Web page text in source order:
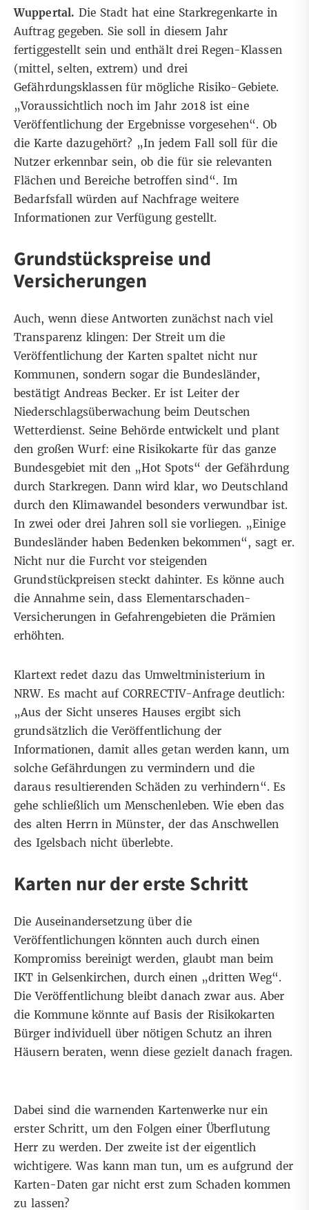
Wuppertal. Die Stadt hat eine Starkregenkarte in
Auftrag gegeben. Sie soll in diesem Jahr
fertiggestellt sein und enthält drei Regen-Klassen
(mittel, selten, extrem) und drei
Gefährdungsklassen für mögliche Risiko-Gebiete.
„Voraussichtlich noch im Jahr 2018 ist eine
Veröffentlichung der Ergebnisse vorgesehen“. Ob
die Karte dazugehört? „In jedem Fall soll für die
Nutzer erkennbar sein, ob die für sie relevanten
Flächen und Bereiche betroffen sind“. Im
Bedarfsfall würden auf Nachfrage weitere
Informationen zur Verfügung gestellt.
Grundstückspreise und
Versicherungen
Auch, wenn diese Antworten zunächst nach viel
Transparenz klingen: Der Streit um die
Veröffentlichung der Karten spaltet nicht nur
Kommunen, sondern sogar die Bundesländer,
bestätigt Andreas Becker. Er ist Leiter der
Niederschlagsüberwachung beim Deutschen
Wetterdienst. Seine Behörde entwickelt und plant
den großen Wurf: eine Risikokarte für das ganze
Bundesgebiet mit den „Hot Spots“ der Gefährdung
durch Starkregen. Dann wird klar, wo Deutschland
durch den Klimawandel besonders verwundbar ist.
In zwei oder drei Jahren soll sie vorliegen. „Einige
Bundesländer haben Bedenken bekommen“, sagt er.
Nicht nur die Furcht vor steigenden
Grundstückpreisen steckt dahinter. Es könne auch
die Annahme sein, dass Elementarschaden-
Versicherungen in Gefahrengebieten die Prämien
erhöhten.
Klartext redet dazu das Umweltministerium in
NRW. Es macht auf CORRECTIV-Anfrage deutlich:
„Aus der Sicht unseres Hauses ergibt sich
grundsätzlich die Veröffentlichung der
Informationen, damit alles getan werden kann, um
solche Gefährdungen zu vermindern und die
daraus resultierenden Schäden zu verhindern“. Es
gehe schließlich um Menschenleben. Wie eben das
des alten Herrn in Münster, der das Anschwellen
des Igelsbach nicht überlebte.
Karten nur der erste Schritt
Die Auseinandersetzung über die
Veröffentlichungen könnten auch durch einen
Kompromiss bereinigt werden, glaubt man beim
IKT in Gelsenkirchen, durch einen „dritten Weg“.
Die Veröffentlichung bleibt danach zwar aus. Aber
die Kommune könnte auf Basis der Risikokarten
Bürger individuell über nötigen Schutz an ihren
Häusern beraten, wenn diese gezielt danach fragen.
Dabei sind die warnenden Kartenwerke nur ein
erster Schritt, um den Folgen einer Überflutung
Herr zu werden. Der zweite ist der eigentlich
wichtigere. Was kann man tun, um es aufgrund der
Karten-Daten gar nicht erst zum Schaden kommen
zu lassen?